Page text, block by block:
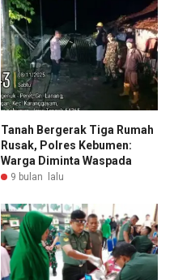
Tanah Bergerak Tiga Rumah
Rusak, Polres Kebumen:
Warga Diminta Waspada
9 bulan lalu